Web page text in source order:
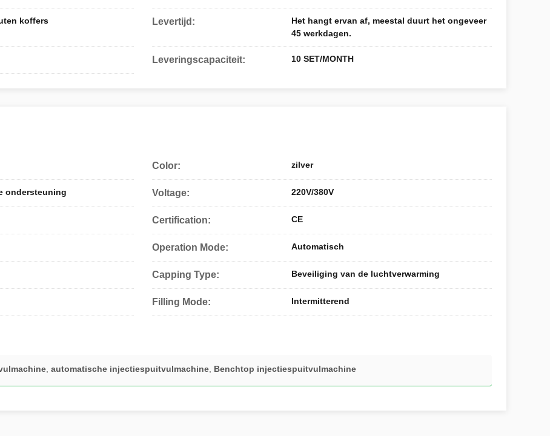
koffers Levertijd:
Het hangt ervan af, meestal duurt het ongeveer
45 werkdagen.
Leveringscapaciteit: 10 SET/MONTH
Color: zilver
ondersteuning Voltage: 220V/380V
Certification: CE
Operation Mode: Automatisch
Capping Type: Beveiliging van de luchtverwarming
Filling Mode: Intermitterend
automatische injectiespuitvulmachine Benchtop injectiespuitvulmachine